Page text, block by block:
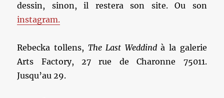
dessin, sinon, il restera son site. Ou son
instagram.
Rebecka tollens, The Last Weddindà la galerie
Arts Factory, 27 rue de Charonne 75011.
Jusqu’au 29.